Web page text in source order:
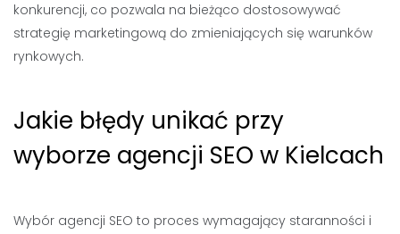
konkurencji, co pozwala na bieżąco dostosowywać
strategię marketingową do zmieniających się warunków
rynkowych.
Jakie błędy unikać przy
wyborze agencji SEO w Kielcach
Wybór agencji SEO to proces wymagający staranności i